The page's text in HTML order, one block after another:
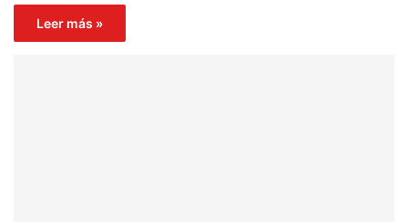
Leer más »